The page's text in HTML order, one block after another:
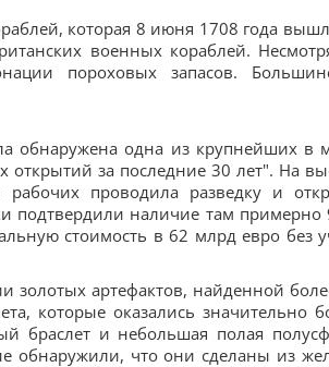
которая 8 июня 1708 года
военных кораблей.
пороховых запасов.
обнаружена одна из крупнейших в
за последние 30 лет". На
проводила разведку и
подтвердили наличие там примерно
стоимость в 62 млрд евро без
золотых артефактов, найденной
которые оказались значительно
браслет и небольшая полая
обнаружили, что они сделаны из